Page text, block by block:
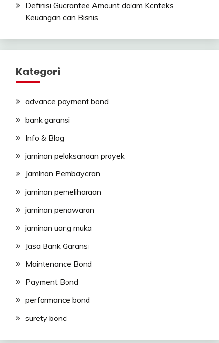
Definisi Guarantee Amount dalam Konteks
Keuangan dan Bisnis
Kategori
advance payment bond
bank garansi
Info & Blog
jaminan pelaksanaan proyek
Jaminan Pembayaran
jaminan pemeliharaan
jaminan penawaran
jaminan uang muka
Jasa Bank Garansi
Maintenance Bond
Payment Bond
performance bond
surety bond